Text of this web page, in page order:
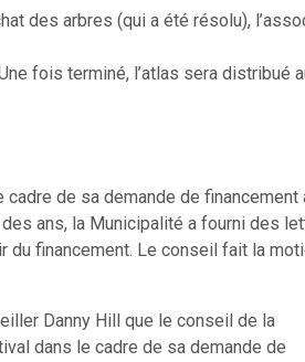
des arbres (qui a été résolu),
fois terminé, l’atlas sera distribué
de sa demande de financement
ans, la Municipalité a fourni des
du financement. Le conseil fait la
Danny Hill que le conseil de la
dans le cadre de sa demande de